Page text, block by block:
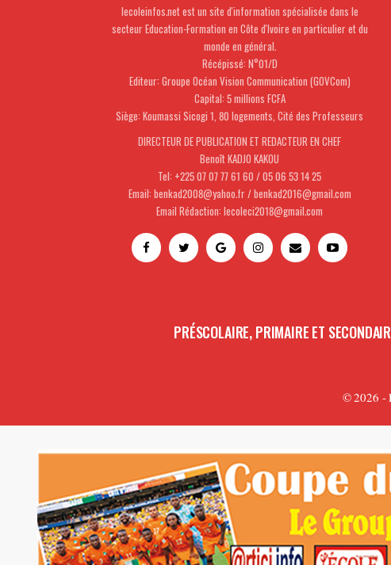
lecoleinfos.net est un site d'information spécialisée dans le
secteur Education-Formation en Côte d'Ivoire en particulier et du
monde en général.
Récépissé: N°01/D
Editeur: Groupe Océan Vision Communication (GOVCom)
Capital: 5 millions FCFA
Siège: Koumassi Sicogi 1, 80 logements, Cité des Professeurs
DIRECTEUR DE PUBLICATION ET REDACTEUR EN CHEF
Benoît KADJO KAKOU
Tel: +225 07 07 77 61 60 / 05 06 53 14 25
Email: benkad2008@yahoo.fr / benkad2016@gmail.com
Email Rédaction: lecoleci2018@gmail.com
PRÉSCOLAIRE, PRIMAIRE ET
© 2026 -